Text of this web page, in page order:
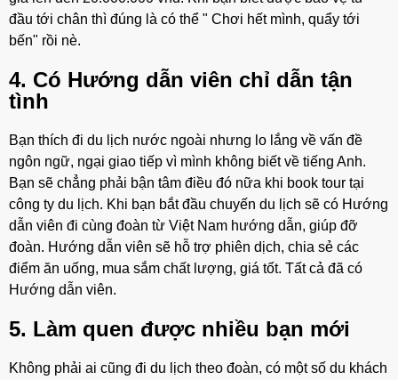
đầu tới chân thì đúng là có thể " Chơi hết mình, quẩy tới
bến" rồi nè.
4. Có Hướng dẫn viên chỉ dẫn tận
tình
Bạn thích đi du lịch nước ngoài nhưng lo lắng về vấn đề
ngôn ngữ, ngại giao tiếp vì mình không biết về tiếng Anh.
Bạn sẽ chẳng phải bận tâm điều đó nữa khi book tour tại
công ty du lịch. Khi bạn bắt đầu chuyến du lịch sẽ có Hướng
dẫn viên đi cùng đoàn từ Việt Nam hướng dẫn, giúp đỡ
đoàn. Hướng dẫn viên sẽ hỗ trợ phiên dịch, chia sẻ các
điểm ăn uống, mua sắm chất lượng, giá tốt. Tất cả đã có
Hướng dẫn viên.
5. Làm quen được nhiều bạn mới
Không phải ai cũng đi du lịch theo đoàn, có một số du khách